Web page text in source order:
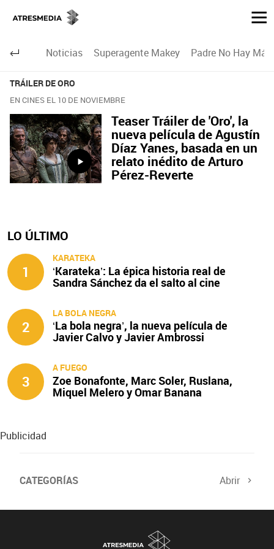
Noticias Superagente Makey Padre No Hay
TRÁILER DE ORO
EN CINES EL 10 DE NOVIEMBRE
Teaser Tráiler de 'Oro', la
nueva película de Agustín
Díaz Yanes, basada en un
relato inédito de Arturo
Pérez-Reverte
LO ÚLTIMO
1
KARATEKA
‘Karateka’: La épica historia real de
Sandra Sánchez da el salto al cine
2
LA BOLA NEGRA
‘La bola negra’, la nueva película de
Javier Calvo y Javier Ambrossi
3
A FUEGO
Zoe Bonafonte, Marc Soler, Ruslana,
Miquel Melero y Omar Banana
protagonizan ‘A fuego’
Publicidad
CATEGORÍAS Abrir